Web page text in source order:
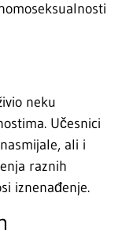
neku
Učesnici
ali i
raznih
iznenađenje.